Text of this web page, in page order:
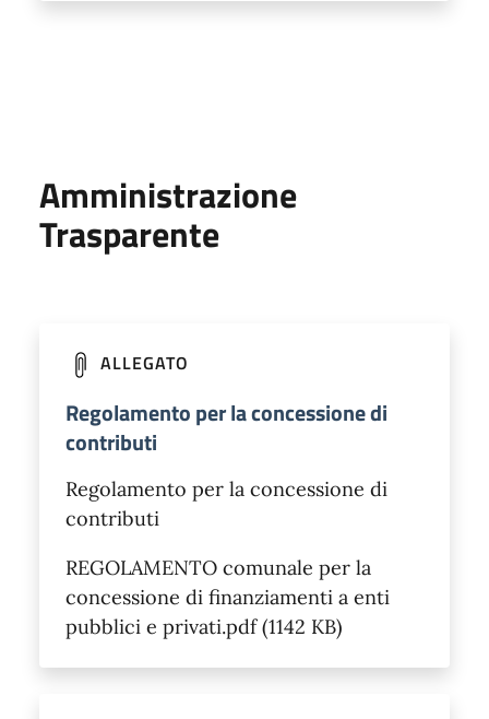
Amministrazione
Trasparente
ALLEGATO
Regolamento per la concessione di
contributi
Regolamento per la concessione di
contributi
REGOLAMENTO comunale per la
concessione di finanziamenti a enti
pubblici e privati.pdf (1142 KB)